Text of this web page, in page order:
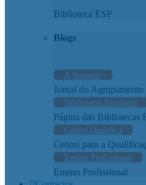
Biblioteca ESP
Blogs
A Semente
Jornal do Agrupamento
Bibliotecas Escolares
Página das Bibliotecas
Centro Qualifica
Centro para a
Ensino Profissional
Ensino Profissional